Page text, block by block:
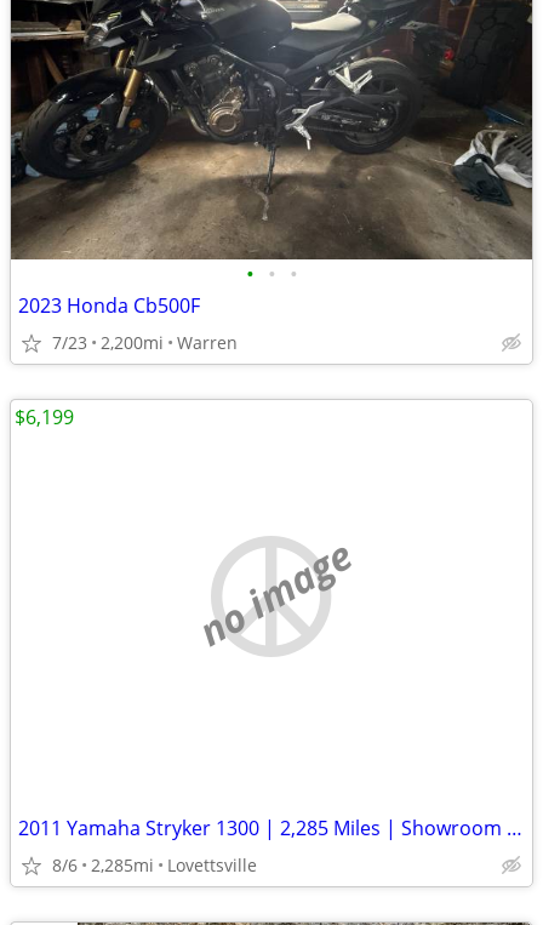
• • •
2023 Honda Cb500F
7/23 2,200mi Warren
no image
2011 Yamaha Stryker 1300 | 2,285 Miles | Showroom Clean | Well Kept
8/6 2,285mi Lovettsville
$6,199